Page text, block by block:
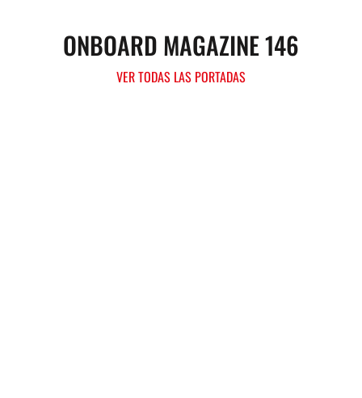
ONBOARD MAGAZINE 146
VER TODAS LAS PORTADAS